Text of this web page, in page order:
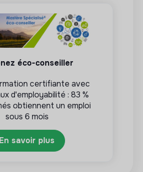
éco-conseiller
certifiante avec
d'employabilité : 83 %
obtiennent un emploi
sous 6 mois
En savoir plus